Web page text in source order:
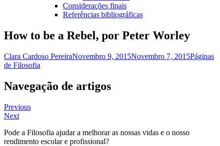
Considerações finais
Referências bibliográficas
How to be a Rebel, por Peter Worley
Clara Cardoso PereiraNovembro 9, 2015Novembro 7, 2015Páginas
de Filosofia
Navegação de artigos
Previous
Next
Pode a Filosofia ajudar a melhorar as nossas vidas e o nosso
rendimento escolar e profissional?